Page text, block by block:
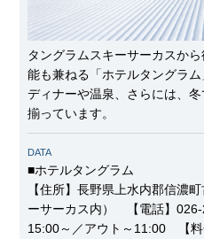
タングラムスキーサーカスか
能も兼ねる「ホテルタングラ
ディナーや温泉、さらには、
揃っています。
DATA
■ホテルタングラム
【住所】長野県上水内郡信濃
ーサーカス内） 【電話】
15:00～／アウト～11:00 【